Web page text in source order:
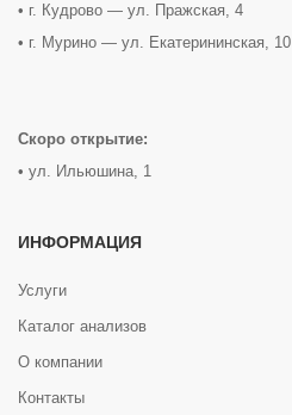
• г. Кудрово — ул. Пражская, 4
• г. Мурино — ул. Екатерининская, 10
Скоро открытие:
• ул. Ильюшина, 1
ИНФОРМАЦИЯ
Услуги
Каталог анализов
О компании
Контакты